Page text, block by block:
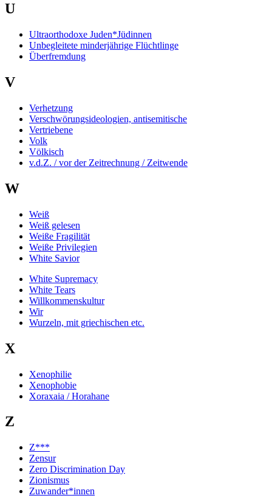
U
Ultraorthodoxe Juden*Jüdinnen
Unbegleitete minderjährige Flüchtlinge
Überfremdung
V
Verhetzung
Verschwörungsideologien, antisemitische
Vertriebene
Volk
Völkisch
v.d.Z. / vor der Zeitrechnung / Zeitwende
W
Weiß
Weiß gelesen
Weiße Fragilität
Weiße Privilegien
White Savior
White Supremacy
White Tears
Willkommenskultur
Wir
Wurzeln, mit griechischen etc.
X
Xenophilie
Xenophobie
Xoraxaia / Horahane
Z
Z***
Zensur
Zero Discrimination Day
Zionismus
Zuwander*innen